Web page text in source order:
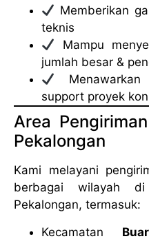
Memberikan
teknis
Mampu
jumlah besar &
support proyek
Area
Pekalongan
Kami melayani
berbagai wilayah
Pekalongan, termasuk:
Kecamatan